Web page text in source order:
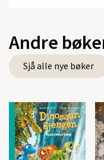
Andre
Sjå alle nye bøker